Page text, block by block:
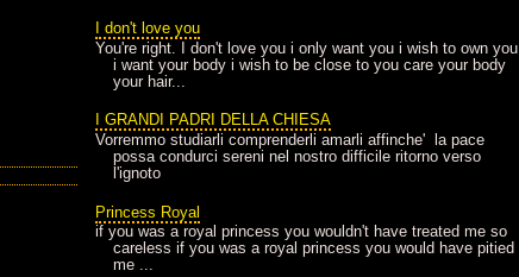
I don't love you
You're right. I don't love you i only want you i wish to own you
i want your body i wish to be close to you care your body
your hair...
I GRANDI PADRI DELLA CHIESA
Vorremmo studiarli comprenderli amarli affinche' la pace
possa condurci sereni nel nostro difficile ritorno verso
l'ignoto
Princess Royal
if you was a royal princess you wouldn't have treated me so
careless if you was a royal princess you would have pitied
me ...